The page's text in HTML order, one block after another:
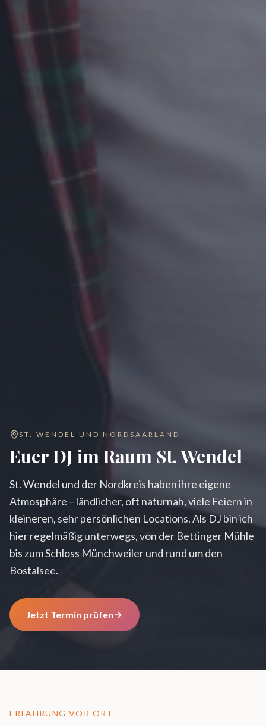
ST. WENDEL UND NORDSAARLAND
Euer DJ im Raum St. Wendel
St. Wendel und der Nordkreis haben ihre eigene
Atmosphäre – ländlicher, oft naturnah, viele Feiern in
kleineren, sehr persönlichen Locations. Als DJ bin ich
hier regelmäßig unterwegs, von der Bettinger Mühle
bis zum Schloss Münchweiler und rund um den
Bostalsee.
Jetzt Termin prüfen
ERFAHRUNG VOR ORT